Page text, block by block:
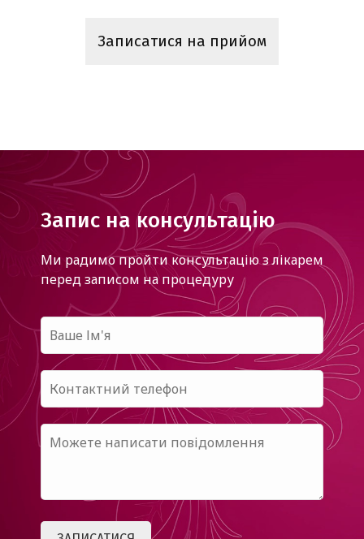
Записатися на прийом
Запис на консультацію
Ми радимо пройти консультацію з лікарем
перед записом на процедуру